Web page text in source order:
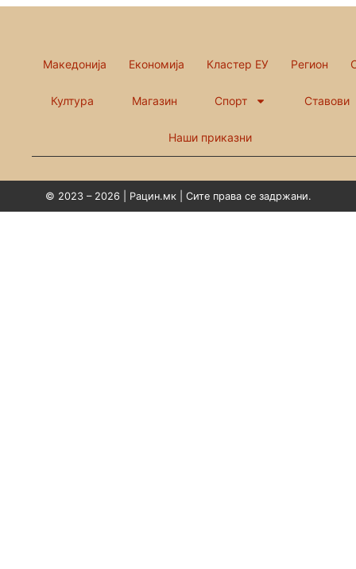
Македонија Економија Кластер ЕУ Регион
Култура Магазин Спорт Ставови
Наши приказни
© 2023 – 2026 | Рацин.мк | Сите права се задржани.